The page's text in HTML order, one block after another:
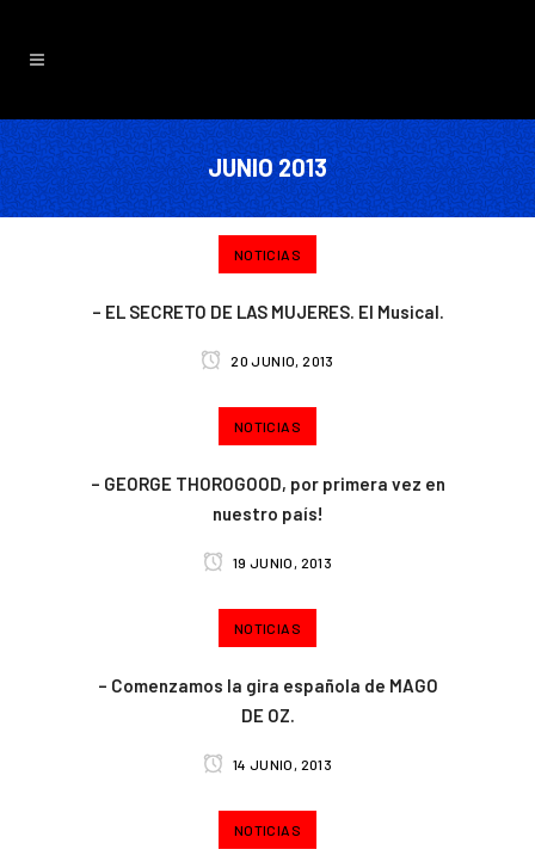
JUNIO 2013
NOTICIAS
– EL SECRETO DE LAS MUJERES. El Musical.
20 JUNIO, 2013
NOTICIAS
– GEORGE THOROGOOD, por primera vez en
nuestro país!
19 JUNIO, 2013
NOTICIAS
– Comenzamos la gira española de MAGO
DE OZ.
14 JUNIO, 2013
NOTICIAS